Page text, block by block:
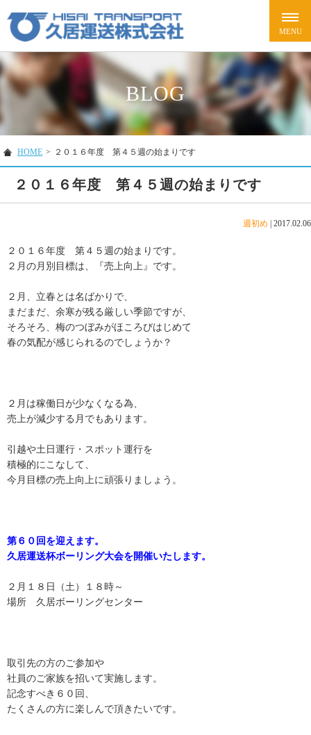
BLOG
HOME > ２０１６年度 第４５週の始まりです
２０１６年度 第４５週の始まりです
週初め 2017.02.06
２０１６年度 第４５週の始まりです。
２月の月別目標は、『売上向上』です。
２月、立春とは名ばかりで、
まだまだ、余寒が残る厳しい季節ですが、
そろそろ、梅のつぼみがほころびはじめて
春の気配が感じられるのでしょうか？
２月は稼働日が少なくなる為、
売上が減少する月でもあります。
引越や土日運行・スポット運行を
積極的にこなして、
今月目標の売上向上に頑張りましょう。
第６０回を迎えます。
久居運送杯ボーリング大会を開催いたします。
２月１８日（土）１８時～
場所 久居ボーリングセンター
取引先の方のご参加や
社員のご家族を招いて実施します。
記念すべき６０回、
たくさんの方に楽しんで頂きたいです。